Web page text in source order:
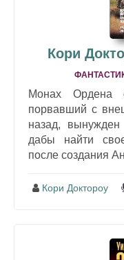
Кори
Монах Ордена
порвавший с
назад,
дабы найти
после создания
Кори Доктороу